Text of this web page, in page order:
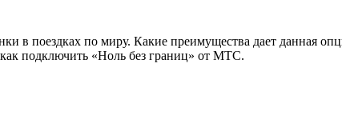
в поездках по миру. Какие преимущества дает данная
подключить «Ноль без границ» от МТС.